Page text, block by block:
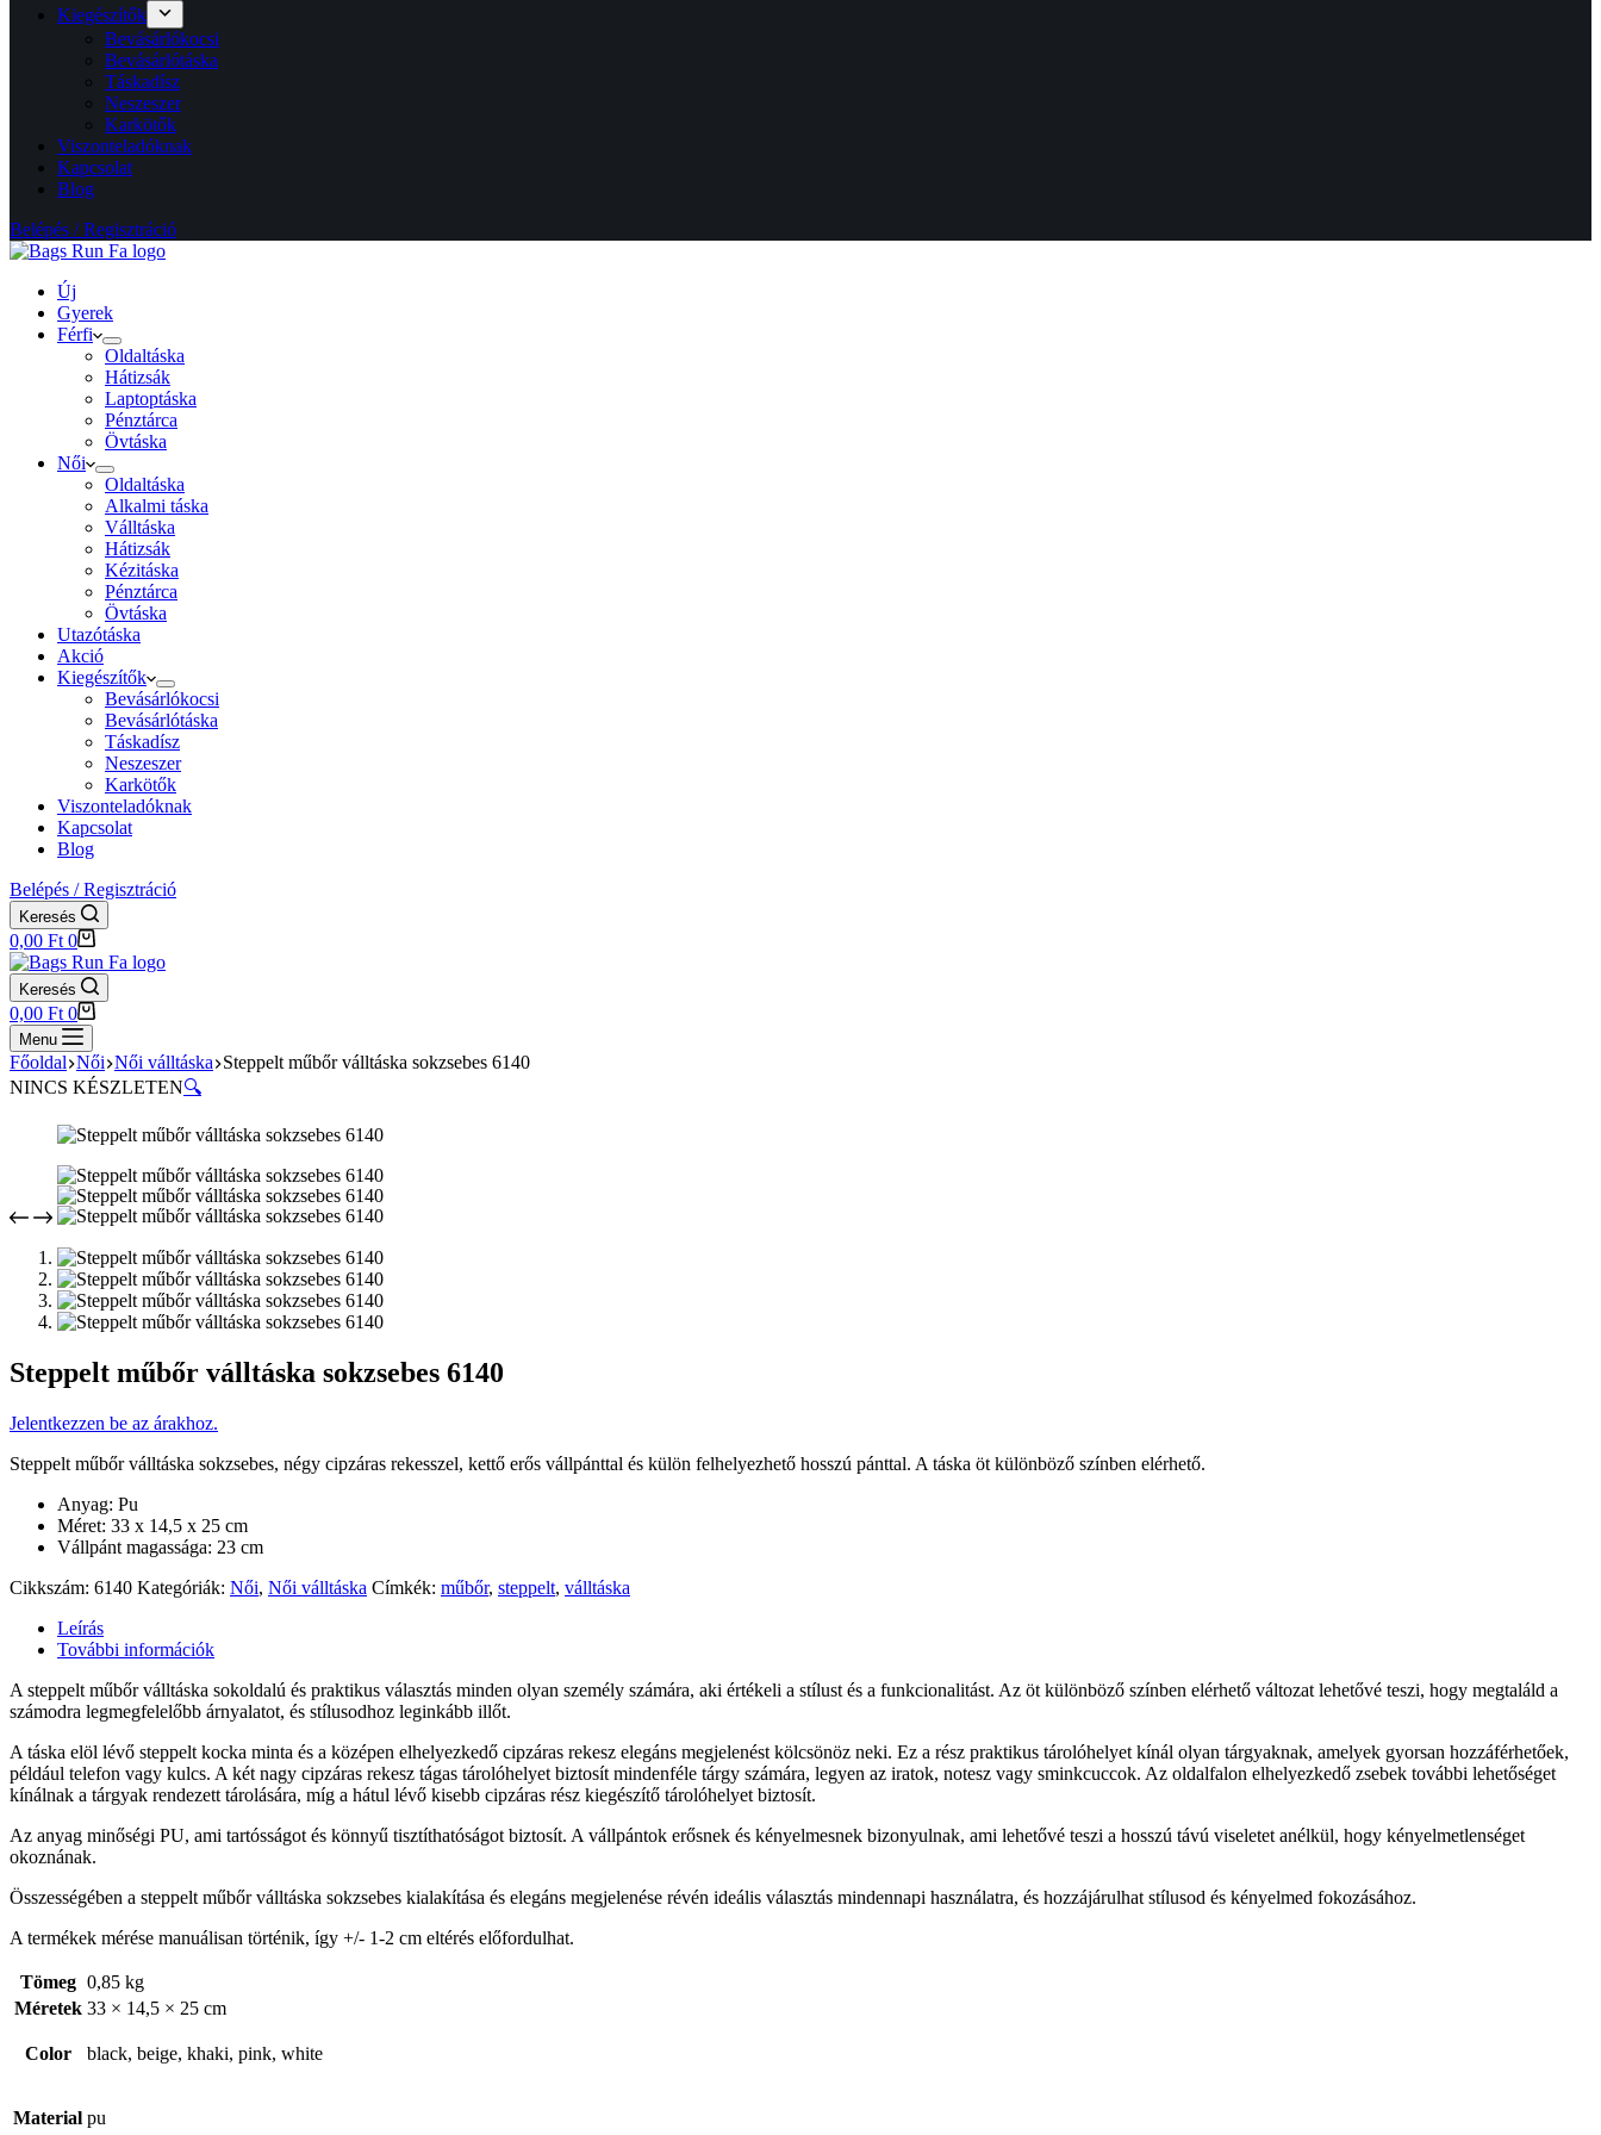
Kiegészítők
Bevásárlókocsi
Bevásárlótáska
Táskadísz
Neszeszer
Karkötők
Viszonteladóknak
Kapcsolat
Blog
Belépés / Regisztráció
Új
Gyerek
Férfi
Oldaltáska
Hátizsák
Laptoptáska
Pénztárca
Övtáska
Női
Oldaltáska
Alkalmi táska
Válltáska
Hátizsák
Kézitáska
Pénztárca
Övtáska
Utazótáska
Akció
Kiegészítők
Bevásárlókocsi
Bevásárlótáska
Táskadísz
Neszeszer
Karkötők
Viszonteladóknak
Kapcsolat
Blog
Belépés / Regisztráció
Keresés
Shopping
cart
0,00 Ft 0
Keresés
Shopping
cart
0,00 Ft 0
Menu
Főoldal Női Női válltáska Steppelt műbőr válltáska sokzsebes 6140
NINCS KÉSZLETEN🔍
Steppelt műbőr válltáska sokzsebes 6140
Jelentkezzen be az árakhoz.
Steppelt műbőr válltáska sokzsebes, négy cipzáras rekesszel, kettő erős vállpánttal és külön felhelyezhető hosszú pánttal. A táska öt különböző színben elérhető.
Anyag: Pu
Méret: 33 x 14,5 x 25 cm
Vállpánt magassága: 23 cm
Cikkszám: 6140 Kategóriák: Női, Női válltáska Címkék: műbőr, steppelt, válltáska
Leírás
További információk
A steppelt műbőr válltáska sokoldalú és praktikus választás minden olyan személy számára, aki értékeli a stílust és a funkcionalitást. Az öt különböző színben elérhető változat lehetővé teszi, hogy megtaláld a
számodra legmegfelelőbb árnyalatot, és stílusodhoz leginkább illőt.
A táska elöl lévő steppelt kocka minta és a középen elhelyezkedő cipzáras rekesz elegáns megjelenést kölcsönöz neki. Ez a rész praktikus tárolóhelyet kínál olyan tárgyaknak, amelyek gyorsan hozzáférhetőek,
például telefon vagy kulcs. A két nagy cipzáras rekesz tágas tárolóhelyet biztosít mindenféle tárgy számára, legyen az iratok, notesz vagy sminkcuccok. Az oldalfalon elhelyezkedő zsebek további lehetőséget
kínálnak a tárgyak rendezett tárolására, míg a hátul lévő kisebb cipzáras rész kiegészítő tárolóhelyet biztosít.
Az anyag minőségi PU, ami tartósságot és könnyű tisztíthatóságot biztosít. A vállpántok erősnek és kényelmesnek bizonyulnak, ami lehetővé teszi a hosszú távú viseletet anélkül, hogy kényelmetlenséget
okoznának.
Összességében a steppelt műbőr válltáska sokzsebes kialakítása és elegáns megjelenése révén ideális választás mindennapi használatra, és hozzájárulhat stílusod és kényelmed fokozásához.
A termékek mérése manuálisan történik, így +/- 1-2 cm eltérés előfordulhat.
Tömeg 0,85 kg
Méretek 33 × 14,5 × 25 cm
Color black, beige, khaki, pink, white
Material pu